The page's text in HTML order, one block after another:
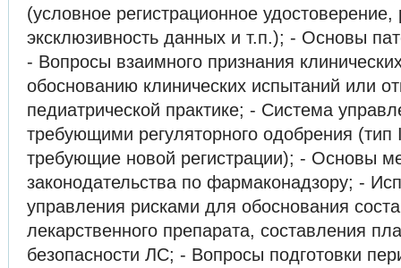
(условное регистрационное
эксклюзивность данных и т.п.); - Основы
- Вопросы взаимного признания
обоснованию клинических испытаний или
педиатрической практике; - Система
требующими регуляторного одобрения
требующие новой регистрации); - Основы
законодательства по фармаконадзору; -
управления рисками для обоснования
лекарственного препарата, составления
безопасности ЛС; - Вопросы подготовки